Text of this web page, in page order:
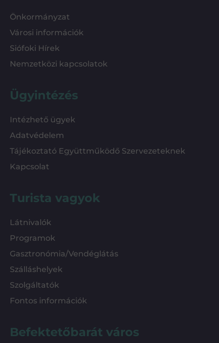
Önkormányzat
Városi információk
Siófoki Hírek
Nemzetközi kapcsolatok
Ügyintézés
Intézhető ügyek
Adatvédelem
Tájékoztató Együttműködő Szervezeteknek
Kapcsolat
Turista vagyok
Látnivalók
Programok
Gasztronómia/Vendéglátás
Szálláshelyek
Szolgáltatók
Fontos információk
Befektetőbarát város